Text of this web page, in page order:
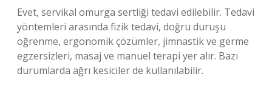
Evet, servikal omurga sertliği tedavi edilebilir. Tedavi
yöntemleri arasında fizik tedavi, doğru duruşu
öğrenme, ergonomik çözümler, jimnastik ve germe
egzersizleri, masaj ve manuel terapi yer alır. Bazı
durumlarda ağrı kesiciler de kullanılabilir.